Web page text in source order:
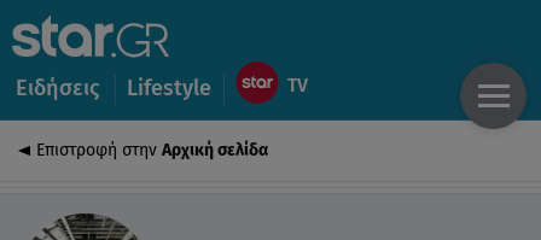
Ειδήσεις Lifestyle
Επιστροφή στην Αρχική σελίδα